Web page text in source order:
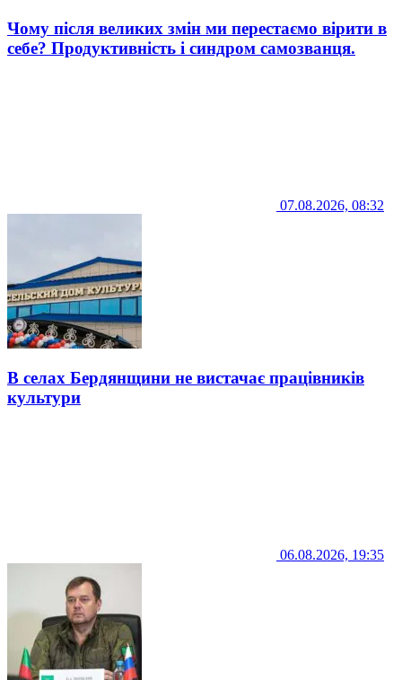
Чому після великих змін ми перестаємо вірити в
себе? Продуктивність і синдром самозванця.
07.08.2026, 08:32
В селах Бердянщини не вистачає працівників
культури
06.08.2026, 19:35